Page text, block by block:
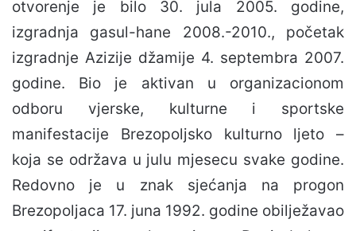
otvorenje je bilo 30. jula 2005. godine,
izgradnja gasul-hane 2008.-2010., početak
izgradnje Azizije džamije 4. septembra 2007.
godine. Bio je aktivan u organizacionom
odboru vjerske, kulturne i sportske
manifestacije Brezopoljsko kulturno ljeto –
koja se održava u julu mjesecu svake godine.
Redovno je u znak sjećanja na progon
Brezopoljaca 17. juna 1992. godine obilježavao